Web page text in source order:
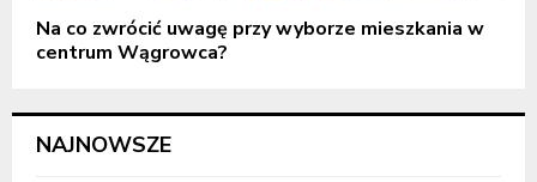
Na co zwrócić uwagę przy wyborze mieszkania w
centrum Wągrowca?
NAJNOWSZE